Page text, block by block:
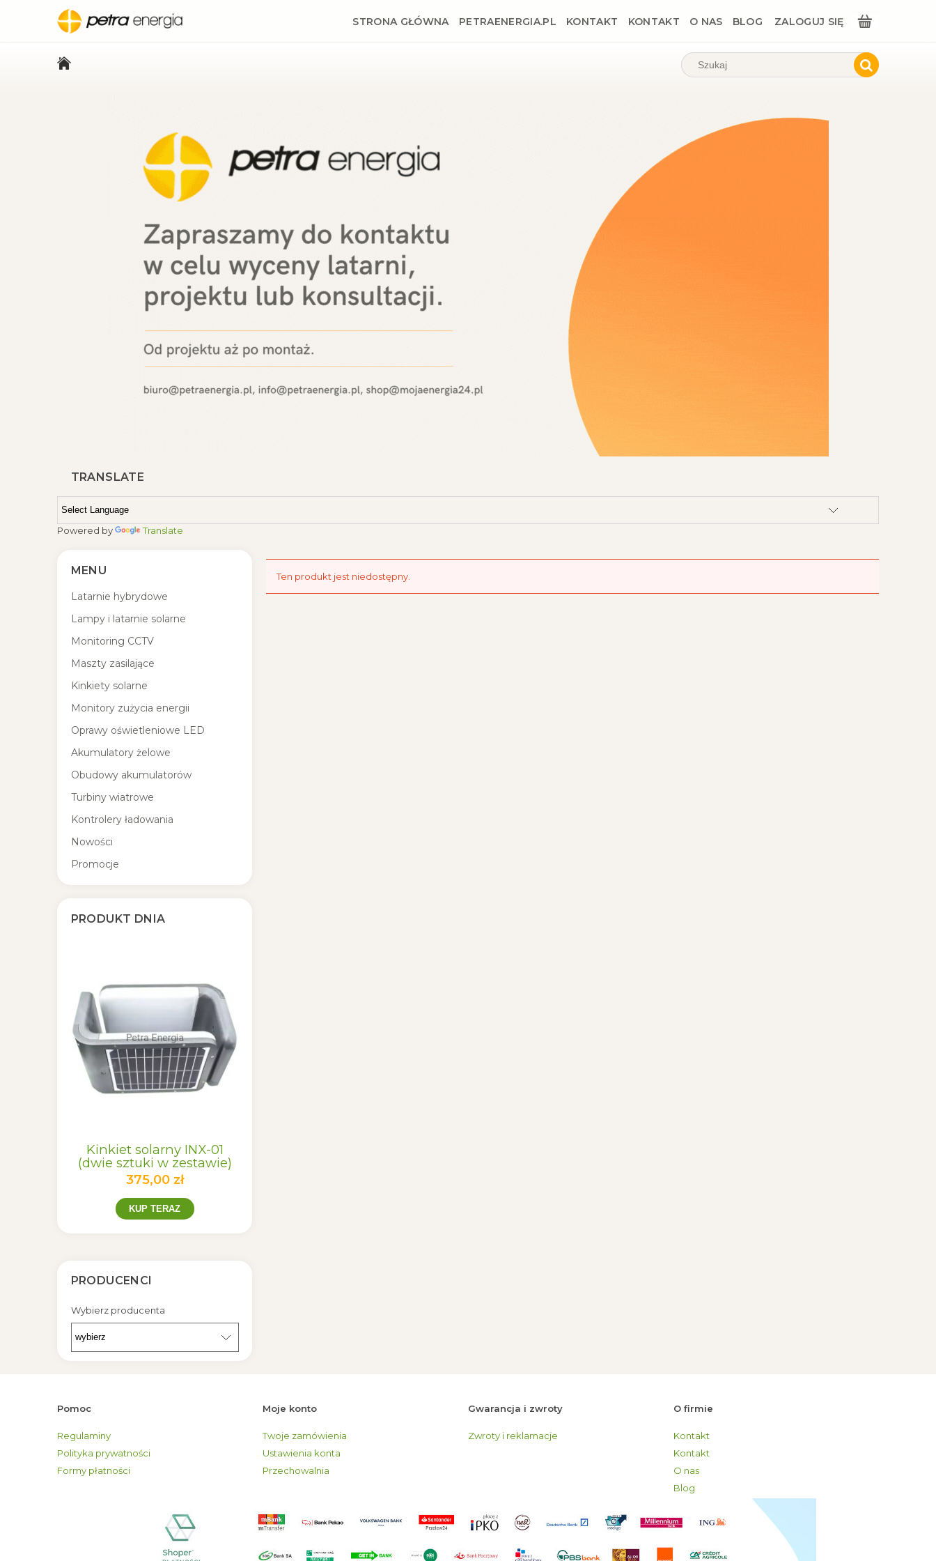
STRONA GŁÓWNA PETRAENERGIA.PL KONTAKT KONTAKT O NAS BLOG ZALOGUJ SIĘ
TRANSLATE
Powered by Translate
MENU
Latarnie hybrydowe
Lampy i latarnie solarne
Monitoring CCTV
Maszty zasilające
Kinkiety solarne
Monitory zużycia energii
Oprawy oświetleniowe LED
Akumulatory żelowe
Obudowy akumulatorów
Turbiny wiatrowe
Kontrolery ładowania
Nowości
Promocje
PRODUKT DNIA
Kinkiet solarny INX-01
(dwie sztuki w zestawie)
375,00 zł
KUP TERAZ
PRODUCENCI
Wybierz producenta
Ten produkt jest niedostępny.
Pomoc
Regulaminy
Polityka prywatności
Formy płatności
Moje konto
Twoje zamówienia
Ustawienia konta
Przechowalnia
Gwarancja i zwroty
Zwroty i reklamacje
O firmie
Kontakt
Kontakt
O nas
Blog